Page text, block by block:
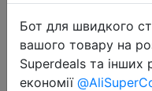
Бот для швидкого
вашого товару на
Superdeals та інших
економії